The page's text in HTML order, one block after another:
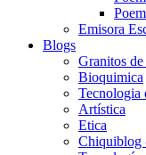
Emisora
Blogs
Granitos
Bioquimica
Tecnologia
Artística
Etica
Chiquiblog